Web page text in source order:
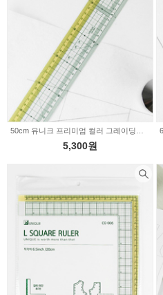
50cm 유니크 프리미엄 컬러 그레이딩자 CG-004 17-120
5,300원